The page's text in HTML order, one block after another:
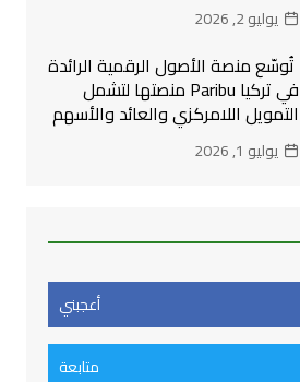
يوليو 2, 2026
تُوسّع منصة الأصول الرقمية الرائدة
في تركيا Paribu منصتها لتشمل
التمويل اللامركزي والعائد والأسهم
يوليو 1, 2026
أعجبني
متابعة